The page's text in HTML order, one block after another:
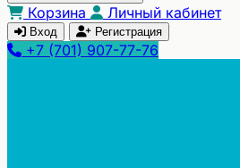
Корзина Личный кабинет
Вход Регистрация
+7 (701) 907-77-76